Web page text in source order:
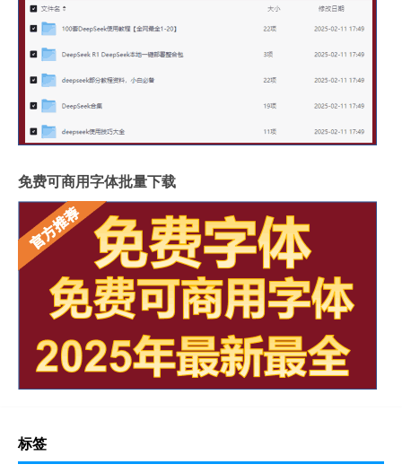
免费可商用字体批量下载
标签